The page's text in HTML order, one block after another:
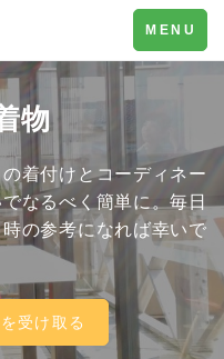
Toggle
navigation
MENU
物
着付けとコーディネー
なるべく簡単に。毎日
の参考になれば幸いで
受け取る